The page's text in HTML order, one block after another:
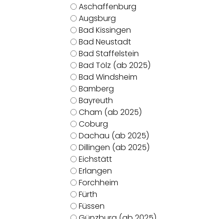
Aschaffenburg
Augsburg
Bad Kissingen
Bad Neustadt
Bad Staffelstein
Bad Tölz (ab 2025)
Bad Windsheim
Bamberg
Bayreuth
Cham (ab 2025)
Coburg
Dachau (ab 2025)
Dillingen (ab 2025)
Eichstätt
Erlangen
Forchheim
Fürth
Füssen